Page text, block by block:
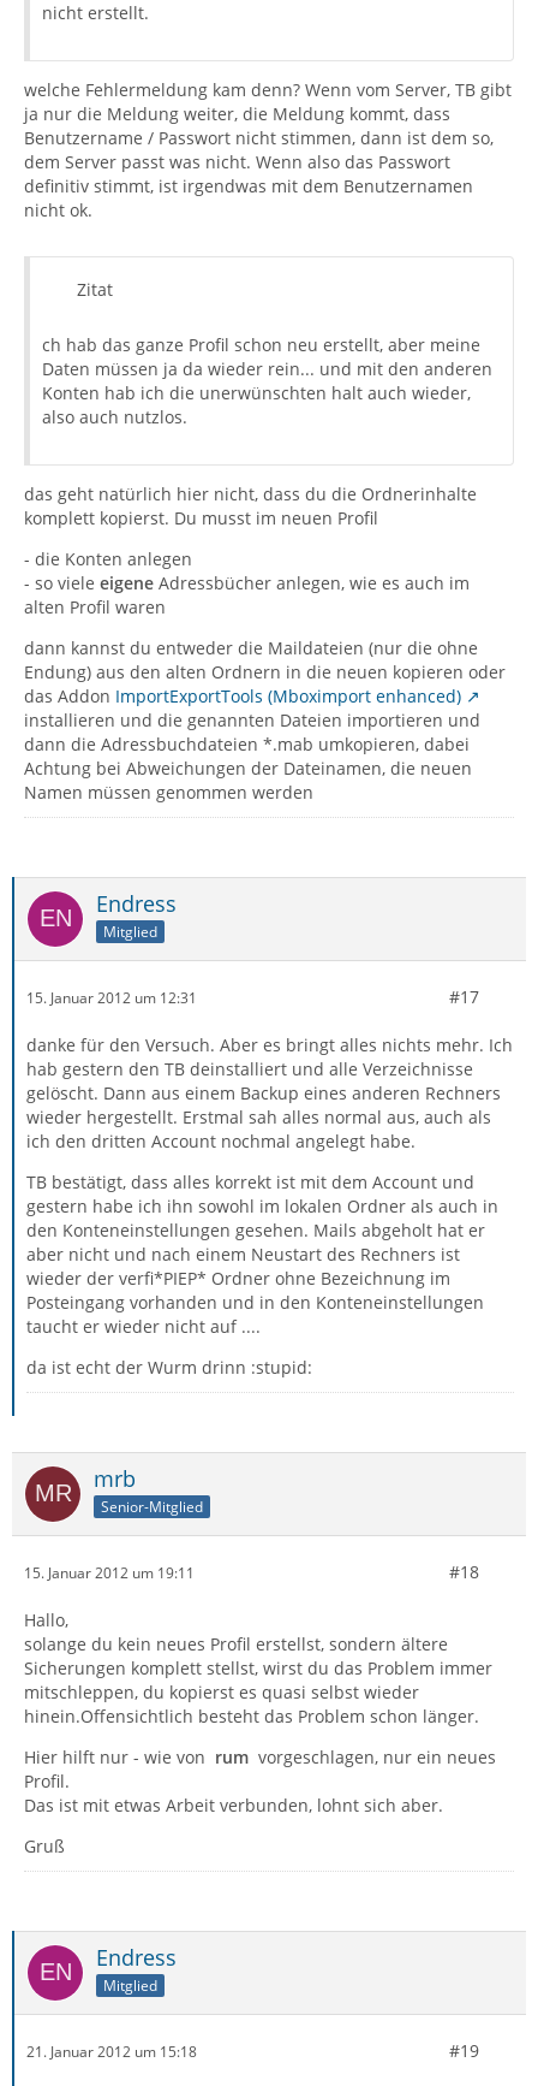
nicht erstellt.
welche Fehlermeldung kam denn? Wenn vom Server, TB gibt
ja nur die Meldung weiter, die Meldung kommt, dass
Benutzername / Passwort nicht stimmen, dann ist dem so,
dem Server passt was nicht. Wenn also das Passwort
definitiv stimmt, ist irgendwas mit dem Benutzernamen
nicht ok.
Zitat
ch hab das ganze Profil schon neu erstellt, aber meine
Daten müssen ja da wieder rein... und mit den anderen
Konten hab ich die unerwünschten halt auch wieder,
also auch nutzlos.
das geht natürlich hier nicht, dass du die Ordnerinhalte
komplett kopierst. Du musst im neuen Profil
- die Konten anlegen
- so viele eigene Adressbücher anlegen, wie es auch im
alten Profil waren
dann kannst du entweder die Maildateien (nur die ohne
Endung) aus den alten Ordnern in die neuen kopieren oder
das Addon ImportExportTools (Mboximport enhanced)
installieren und die genannten Dateien importieren und
dann die Adressbuchdateien *.mab umkopieren, dabei
Achtung bei Abweichungen der Dateinamen, die neuen
Namen müssen genommen werden
Endress
Mitglied
15. Januar 2012 um 12:31 #17
danke für den Versuch. Aber es bringt alles nichts mehr. Ich
hab gestern den TB deinstalliert und alle Verzeichnisse
gelöscht. Dann aus einem Backup eines anderen Rechners
wieder hergestellt. Erstmal sah alles normal aus, auch als
ich den dritten Account nochmal angelegt habe.
TB bestätigt, dass alles korrekt ist mit dem Account und
gestern habe ich ihn sowohl im lokalen Ordner als auch in
den Konteneinstellungen gesehen. Mails abgeholt hat er
aber nicht und nach einem Neustart des Rechners ist
wieder der verfi*PIEP* Ordner ohne Bezeichnung im
Posteingang vorhanden und in den Konteneinstellungen
taucht er wieder nicht auf ....
da ist echt der Wurm drinn :stupid:
mrb
Senior-Mitglied
15. Januar 2012 um 19:11 #18
Hallo,
solange du kein neues Profil erstellst, sondern ältere
Sicherungen komplett stellst, wirst du das Problem immer
mitschleppen, du kopierst es quasi selbst wieder
hinein.Offensichtlich besteht das Problem schon länger.
Hier hilft nur - wie von rum vorgeschlagen, nur ein neues
Profil.
Das ist mit etwas Arbeit verbunden, lohnt sich aber.
Gruß
Endress
Mitglied
21. Januar 2012 um 15:18 #19